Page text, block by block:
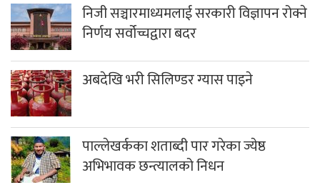
निजी सञ्चारमाध्यमलाई सरकारी विज्ञापन रोक्ने
निर्णय सर्वोच्चद्वारा बदर
अबदेखि भरी सिलिण्डर ग्यास पाइने
पाल्लेखर्कका शताब्दी पार गरेका ज्येष्ठ
अभिभावक छन्त्यालको निधन